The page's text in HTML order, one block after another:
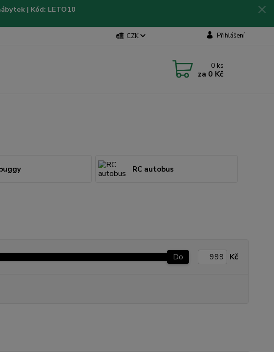
| Kód: LETO10
CZK Přihlášení
0 ks
za 0 Kč
RC autobus
Do Kč